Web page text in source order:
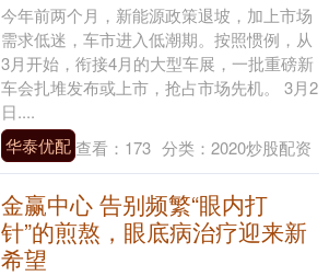
今年前两个月，新能源政策退坡，加上市场
需求低迷，车市进入低潮期。按照惯例，从
3月开始，衔接4月的大型车展，一批重磅新
车会扎堆发布或上市，抢占市场先机。 3月2
日....
华泰优配查看： 173 分类： 2020炒股配资
金赢中心 告别频繁“眼内打
针”的煎熬，眼底病治疗迎来新
希望